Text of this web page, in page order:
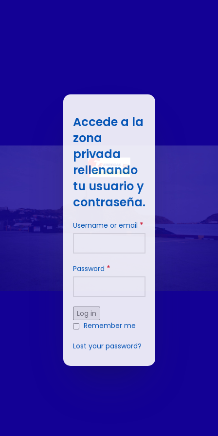
Accede a la
zona
privada
rellenando
tu usuario y
contraseña.
Username or email *
Password *
Log in
Remember me
Lost your password?